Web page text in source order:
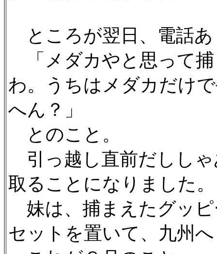
ところが翌日、電話あ
「メダカやと思って
わ。うちはメダカだけ
へん？」
とのこと。
引っ越し直前だしし
取ることになりました。
妹は、捕まえたグッピ
セットを置いて、九州